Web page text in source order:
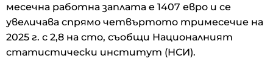
месечна работна заплата e 1407 евро и се
увеличава спрямо четвъртото тримесечие на
2025 г. с 2,8 на сто, съобщи Националният
статистически институт (НСИ).